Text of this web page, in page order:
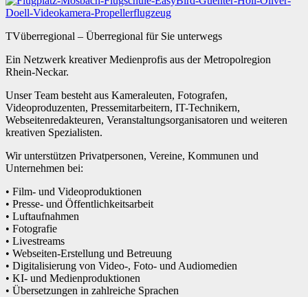
TVüberregional – Überregional für Sie unterwegs
Ein Netzwerk kreativer Medienprofis aus der Metropolregion
Rhein-Neckar.
Unser Team besteht aus Kameraleuten, Fotografen,
Videoproduzenten, Pressemitarbeitern, IT-Technikern,
Webseitenredakteuren, Veranstaltungsorganisatoren und weiteren
kreativen Spezialisten.
Wir unterstützen Privatpersonen, Vereine, Kommunen und
Unternehmen bei:
• Film- und Videoproduktionen
• Presse- und Öffentlichkeitsarbeit
• Luftaufnahmen
• Fotografie
• Livestreams
• Webseiten-Erstellung und Betreuung
• Digitalisierung von Video-, Foto- und Audiomedien
• KI- und Medienproduktionen
• Übersetzungen in zahlreiche Sprachen